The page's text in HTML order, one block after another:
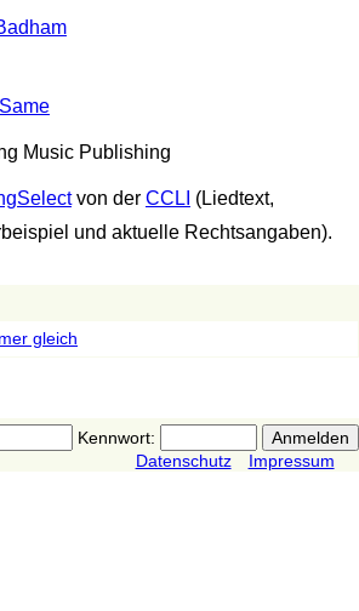
Music Publishing
von der CCLI (Liedtext,
und aktuelle Rechtsangaben).
gleich
Kennwort:
Datenschutz
Impressum